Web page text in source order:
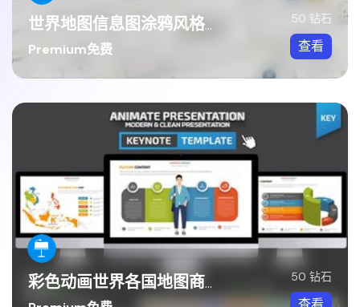
世界地图信息图涂鸦风格基调
Premium免费
50 钻石
查看
彩色动画世界各国地图商务图形Keynote演模板
50 钻石